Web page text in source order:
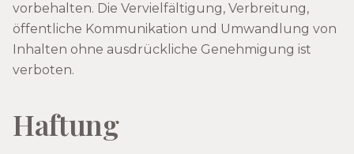
vorbehalten. Die Vervielfältigung, Verbreitung,
öffentliche Kommunikation und Umwandlung von
Inhalten ohne ausdrückliche Genehmigung ist
verboten.
Haftung